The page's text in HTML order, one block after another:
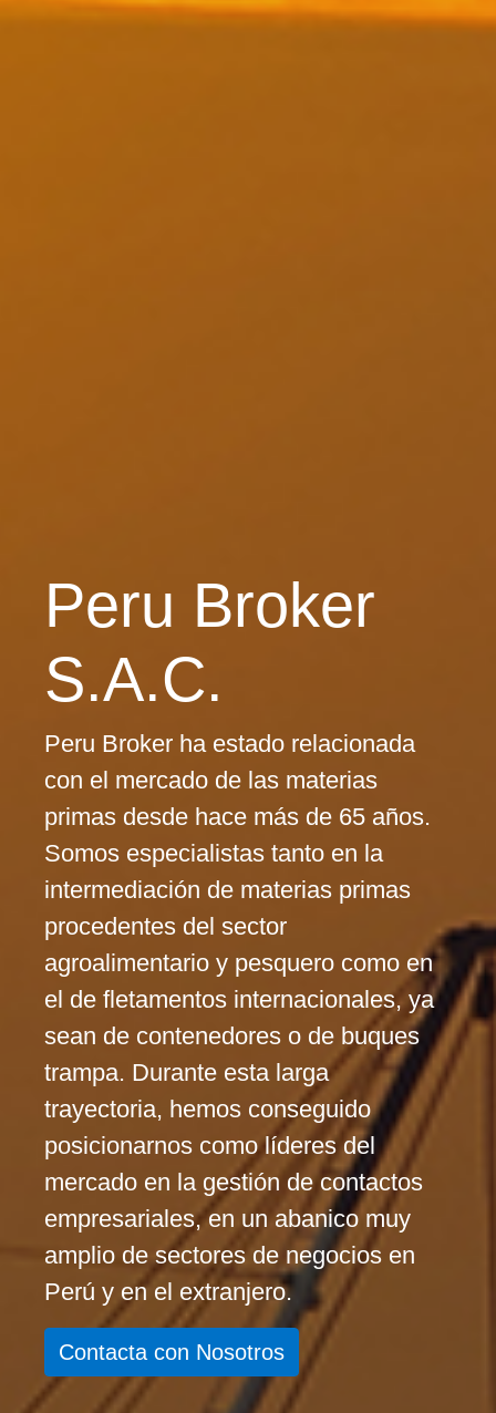
Peru Broker
S.A.C.
Peru Broker ha estado relacionada
con el mercado de las materias
primas desde hace más de 65 años.
Somos especialistas tanto en la
intermediación de materias primas
procedentes del sector
agroalimentario y pesquero como en
el de fletamentos internacionales, ya
sean de contenedores o de buques
trampa. Durante esta larga
trayectoria, hemos conseguido
posicionarnos como líderes del
mercado en la gestión de contactos
empresariales, en un abanico muy
amplio de sectores de negocios en
Perú y en el extranjero.
Contacta con Nosotros